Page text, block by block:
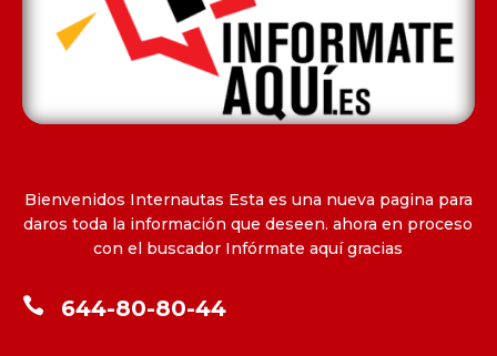
Bienvenidos Internautas Esta es una nueva pagina para
daros toda la información que deseen. ahora en proceso
con el buscador Infórmate aquí gracias
 644-80-80-44